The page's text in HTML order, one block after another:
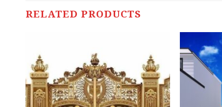
RELATED PRODUCTS